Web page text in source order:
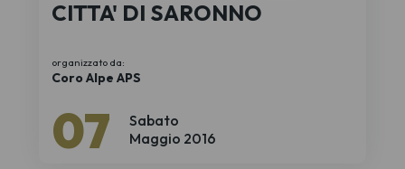
Sabato
07 Maggio 2016
CITTA' DI SARONNO
organizzato da:
Coro Alpe APS